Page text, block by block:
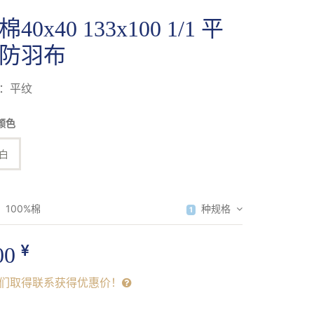
40x40 133x100 1/1 平
羽布
平纹
色
100%棉 1 种规格
取得联系获得优惠价！